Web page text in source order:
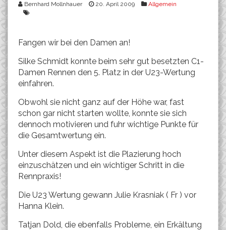
Bernhard Mollnhauer 20. April 2009 Allgemein
Fangen wir bei den Damen an!
Silke Schmidt konnte beim sehr gut besetzten C1-
Damen Rennen den 5. Platz in der U23-Wertung
einfahren.
Obwohl sie nicht ganz auf der Höhe war, fast
schon gar nicht starten wollte, konnte sie sich
dennoch motivieren und fuhr wichtige Punkte für
die Gesamtwertung ein.
Unter diesem Aspekt ist die Plazierung hoch
einzuschätzen und ein wichtiger Schritt in die
Rennpraxis!
Die U23 Wertung gewann Julie Krasniak ( Fr ) vor
Hanna Klein.
Tatjan Dold, die ebenfalls Probleme, ein Erkältung